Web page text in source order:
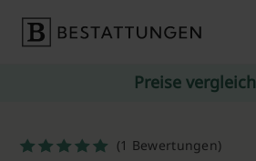
Preise
(1 Bewertungen)